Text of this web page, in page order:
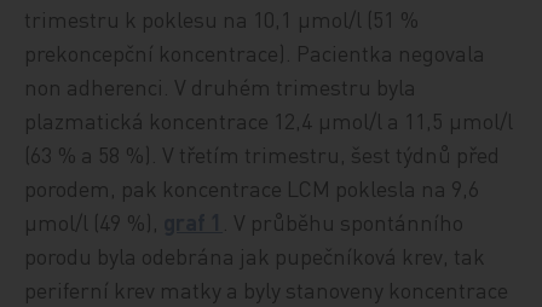
trimestru k poklesu na 10,1 µmol/l (51 %
prekoncepční koncentrace). Pacientka negovala
non adherenci. V druhém trimestru byla
plazmatická koncentrace 12,4 µmol/l a 11,5 µmol/l
(63 % a 58 %). V třetím trimestru, šest týdnů před
porodem, pak koncentrace LCM poklesla na 9,6
µmol/l (49 %),
. V průběhu spontánního
porodu byla odebrána jak pupečníková krev, tak
periferní krev matky a byly stanoveny koncentrace